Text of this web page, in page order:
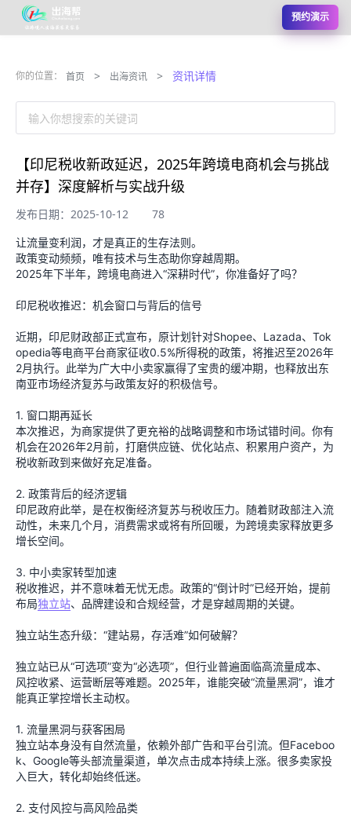
预约演示
你的位置： 首页 > 出海资讯 > 资讯详情
输入你想搜索的关键词
【印尼税收新政延迟，2025年跨境电商机会与挑战
并存】深度解析与实战升级
发布日期：2025-10-12 78
让流量变利润，才是真正的生存法则。
政策变动频频，唯有技术与生态助你穿越周期。
2025年下半年，跨境电商进入“深耕时代”，你准备好了吗？
印尼税收推迟：机会窗口与背后的信号
近期，印尼财政部正式宣布，原计划针对Shopee、Lazada、Tok
opedia等电商平台商家征收0.5%所得税的政策，将推迟至2026年
2月执行。此举为广大中小卖家赢得了宝贵的缓冲期，也释放出东
南亚市场经济复苏与政策友好的积极信号。
1. 窗口期再延长
本次推迟，为商家提供了更充裕的战略调整和市场试错时间。你有
机会在2026年2月前，打磨供应链、优化站点、积累用户资产，为
税收新政到来做好充足准备。
2. 政策背后的经济逻辑
印尼政府此举，是在权衡经济复苏与税收压力。随着财政部注入流
动性，未来几个月，消费需求或将有所回暖，为跨境卖家释放更多
增长空间。
3. 中小卖家转型加速
税收推迟，并不意味着无忧无虑。政策的“倒计时”已经开始，提前
布局独立站、品牌建设和合规经营，才是穿越周期的关键。
独立站生态升级：“建站易，存活难”如何破解？
独立站已从“可选项”变为“必选项”，但行业普遍面临高流量成本、
风控收紧、运营断层等难题。2025年，谁能突破“流量黑洞”，谁才
能真正掌控增长主动权。
1. 流量黑洞与获客困局
独立站本身没有自然流量，依赖外部广告和平台引流。但Faceboo
k、Google等头部流量渠道，单次点击成本持续上涨。很多卖家投
入巨大，转化却始终低迷。
2. 支付风控与高风险品类